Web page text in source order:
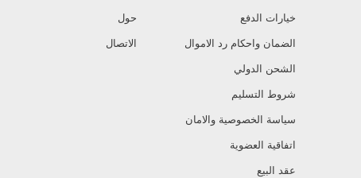
خيارات الدفع
الضمان واحكام رد الاموال
الشحن الدولي
شروط التسليم
سياسة الخصوصية والامان
اتفاقية العضوية
عقد البيع
حول
الاتصال